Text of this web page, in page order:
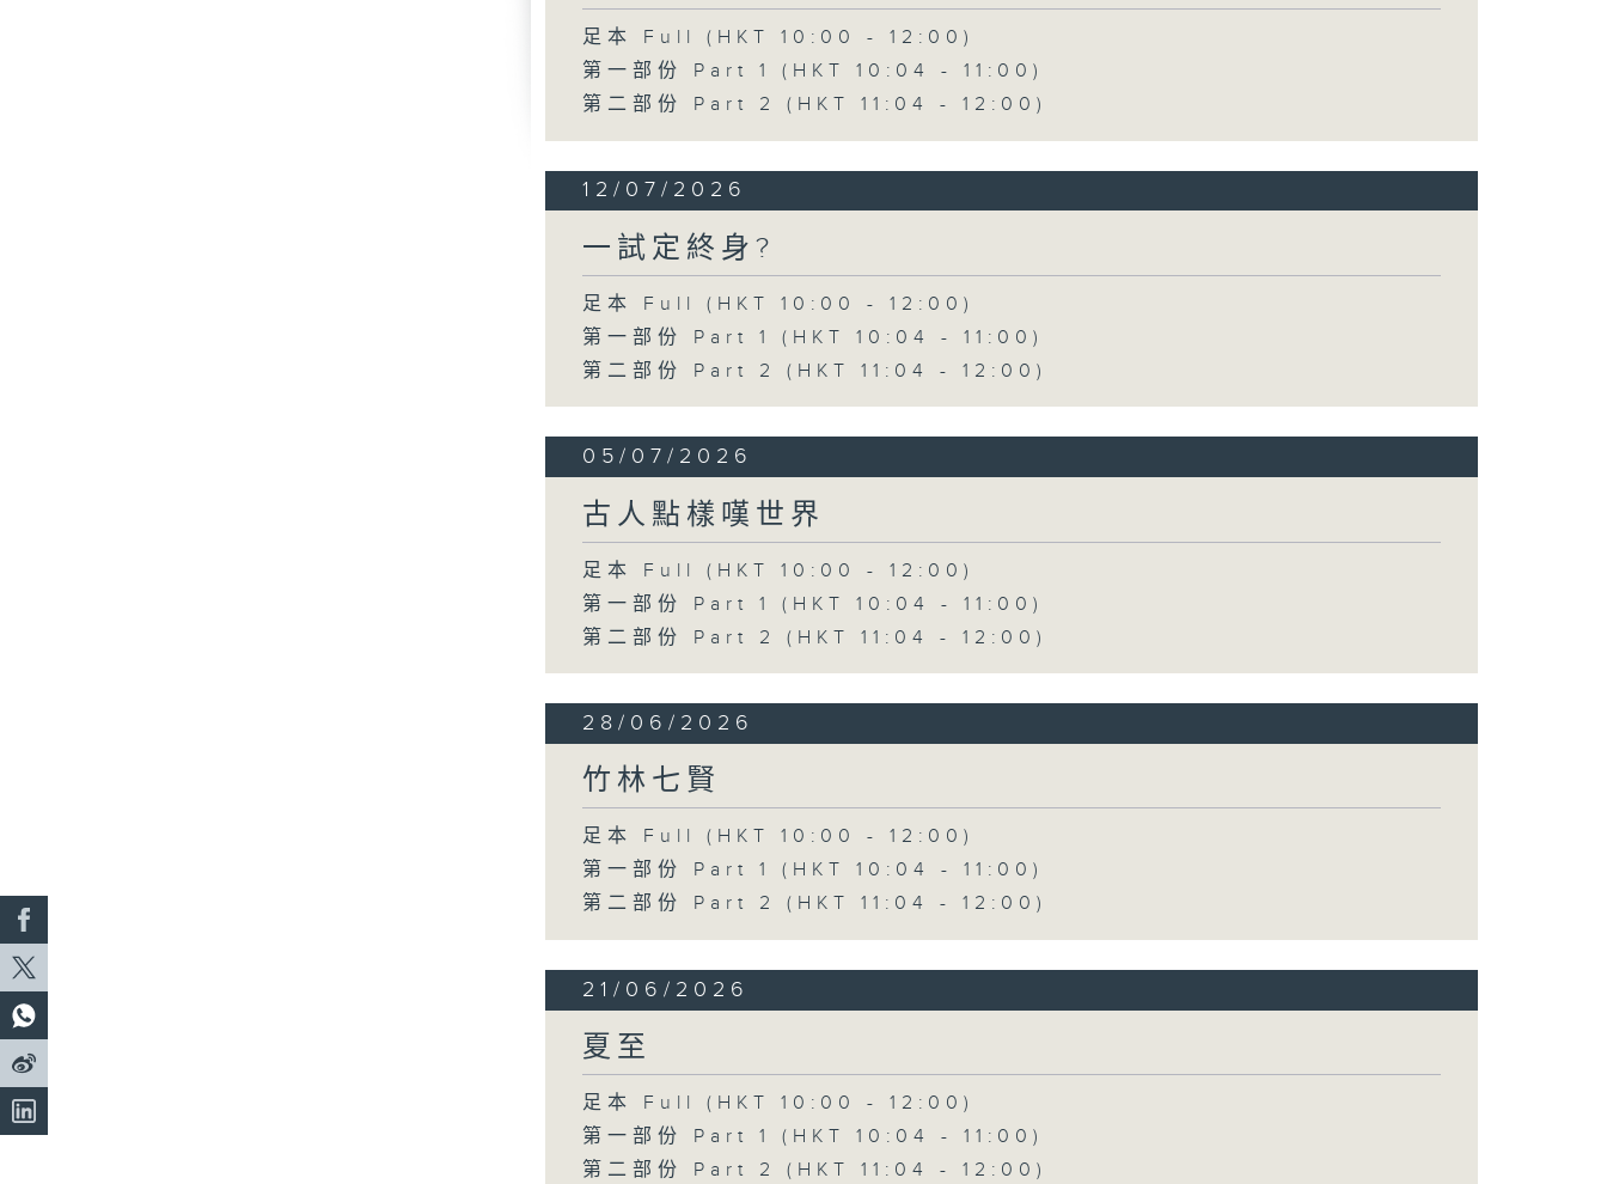
足本 Full (HKT 10:00 - 12:00)
第一部份 Part 1 (HKT 10:04 - 11:00)
第二部份 Part 2 (HKT 11:04 - 12:00)
12/07/2026
一試定終身?
足本 Full (HKT 10:00 - 12:00)
第一部份 Part 1 (HKT 10:04 - 11:00)
第二部份 Part 2 (HKT 11:04 - 12:00)
05/07/2026
古人點樣嘆世界
足本 Full (HKT 10:00 - 12:00)
第一部份 Part 1 (HKT 10:04 - 11:00)
第二部份 Part 2 (HKT 11:04 - 12:00)
28/06/2026
竹林七賢
足本 Full (HKT 10:00 - 12:00)
第一部份 Part 1 (HKT 10:04 - 11:00)
第二部份 Part 2 (HKT 11:04 - 12:00)
21/06/2026
夏至
足本 Full (HKT 10:00 - 12:00)
第一部份 Part 1 (HKT 10:04 - 11:00)
第二部份 Part 2 (HKT 11:04 - 12:00)